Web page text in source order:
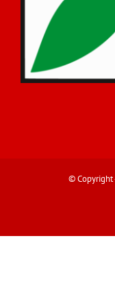
© Copyright